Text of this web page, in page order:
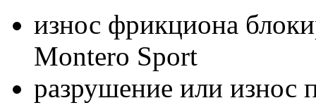
износ фрикциона
Montero Sport
разрушение или износ